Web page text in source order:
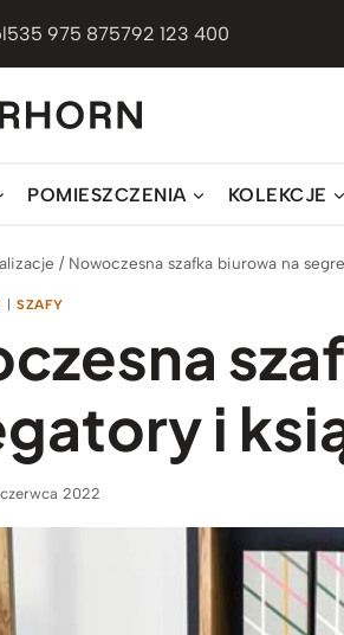
535 975 875792 123 400
POMIESZCZENIA KOLEKCJE
/ Nowoczesna szafka biurowa na
| SZAFY
i
2022